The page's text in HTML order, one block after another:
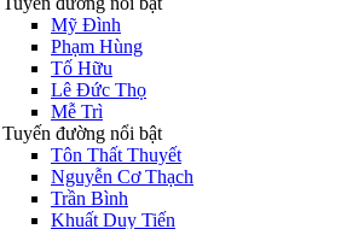
Mỹ Đình
Phạm Hùng
Tố Hữu
Lê Đức Thọ
Mễ Trì
Tuyến đường nổi bật
Tôn Thất Thuyết
Nguyễn Cơ Thạch
Trần Bình
Khuất Duy Tiến